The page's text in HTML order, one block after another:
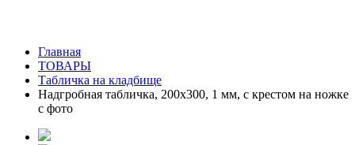
Главная
ТОВАРЫ
Табличка на кладбище
Надгробная табличка, 200х300, 1 мм, с крестом на ножке
с фото